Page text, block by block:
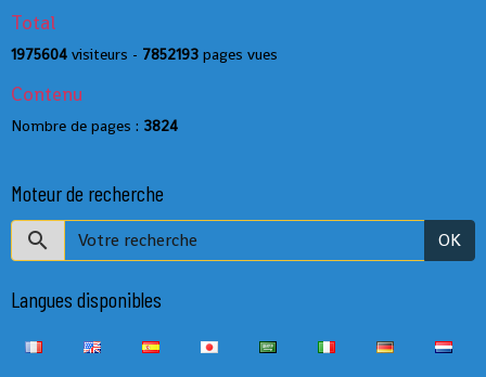
Total
1975604 visiteurs - 7852193 pages vues
Contenu
Nombre de pages : 3824
Moteur de recherche
OK
Langues disponibles